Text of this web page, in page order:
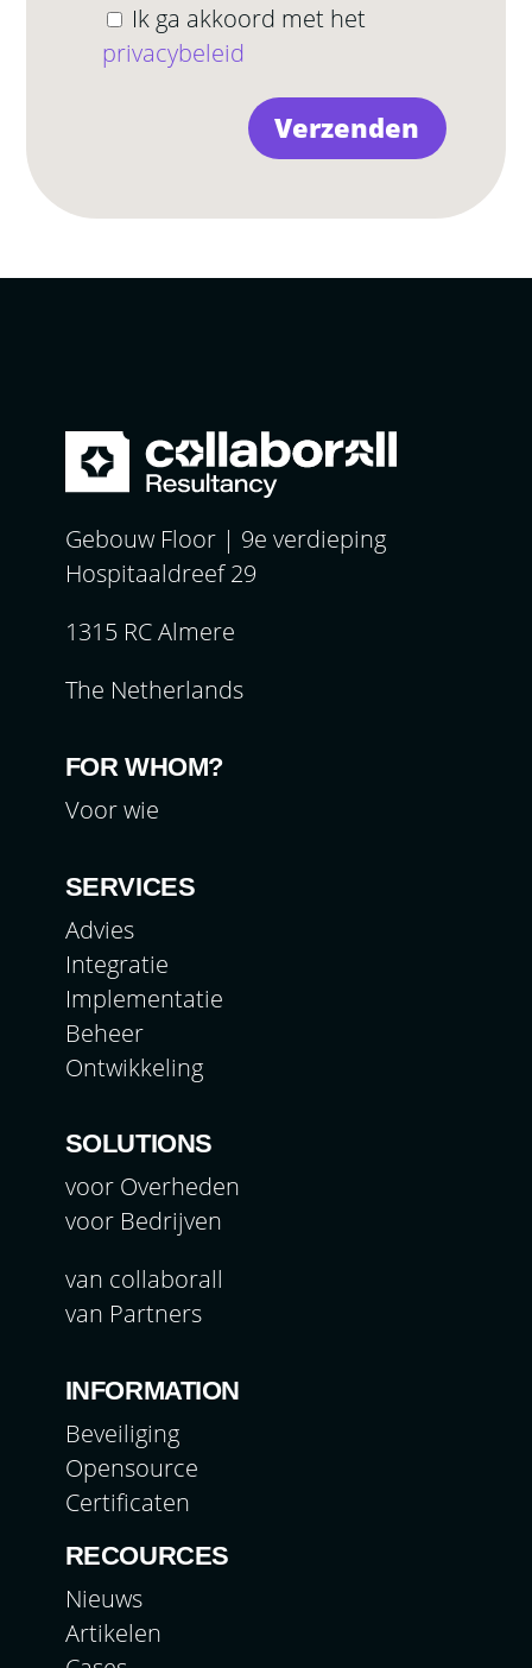
Ik ga akkoord met het
privacybeleid
Gebouw Floor | 9e verdieping
Hospitaaldreef 29
1315 RC Almere
The Netherlands
FOR WHOM?
Voor wie
SERVICES
Advies
Integratie
Implementatie
Beheer
Ontwikkeling
SOLUTIONS
voor Overheden
voor Bedrijven
van collaborall
van Partners
INFORMATION
Beveiliging
Opensource
Certificaten
RECOURCES
Nieuws
Artikelen